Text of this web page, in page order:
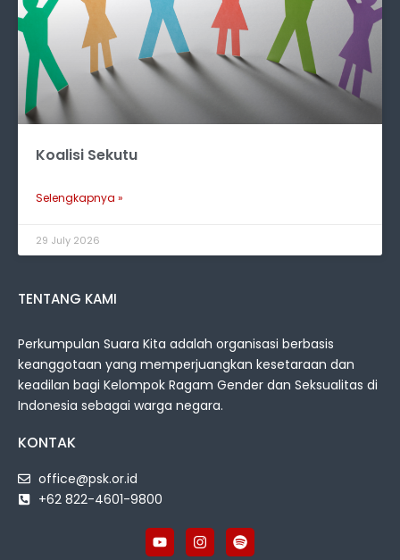
Koalisi Sekutu
Selengkapnya »
29 July 2026
TENTANG KAMI
Perkumpulan Suara Kita adalah organisasi berbasis
keanggotaan yang memperjuangkan kesetaraan dan
keadilan bagi Kelompok Ragam Gender dan Seksualitas di
Indonesia sebagai warga negara.
KONTAK
office@psk.or.id
+62 822-4601-9800